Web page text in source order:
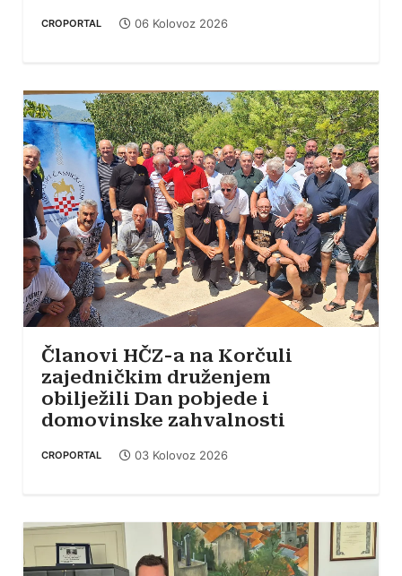
CROPORTAL 06 Kolovoz 2026
Članovi HČZ-a na Korčuli
zajedničkim druženjem
obilježili Dan pobjede i
domovinske zahvalnosti
CROPORTAL 03 Kolovoz 2026